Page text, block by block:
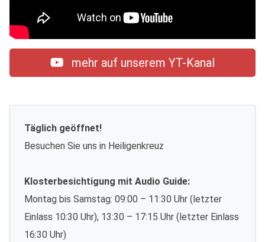
mehr auf unserem YT-Kanal
Täglich geöffnet!
Besuchen Sie uns in Heiligenkreuz
Klosterbesichtigung mit Audio Guide:
Montag bis Samstag: 09:00 – 11:30 Uhr (letzter
Einlass 10:30 Uhr), 13:30 – 17:15 Uhr (letzter Einlass
16:30 Uhr)